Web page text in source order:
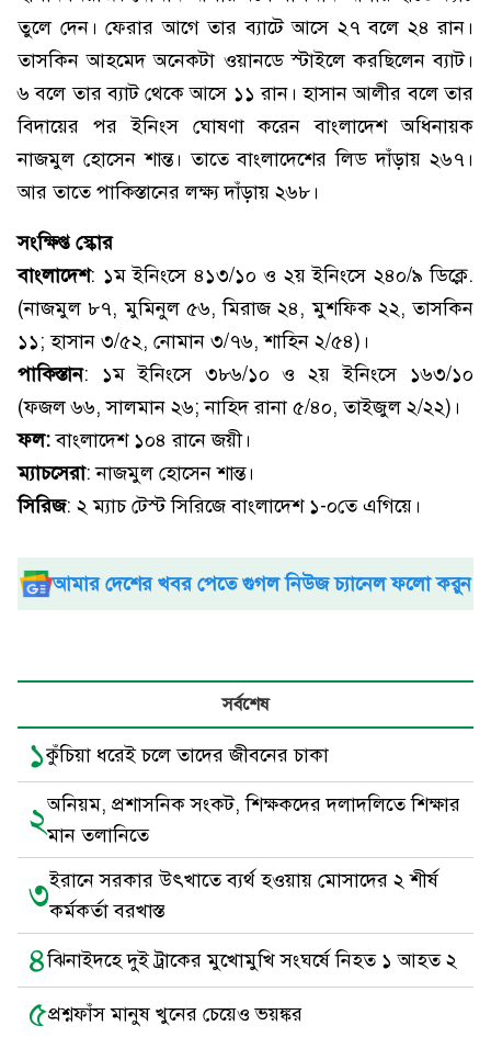
তুলে দেন। ফেরার আগে তার ব্যাটে আসে ২৭ বলে ২৪ রান।
তাসকিন আহমেদ অনেকটা ওয়ানডে স্টাইলে করছিলেন ব্যাট।
৬ বলে তার ব্যাট থেকে আসে ১১ রান। হাসান আলীর বলে তার
বিদায়ের পর ইনিংস ঘোষণা করেন বাংলাদেশ অধিনায়ক
নাজমুল হোসেন শান্ত। তাতে বাংলাদেশের লিড দাঁড়ায় ২৬৭।
আর তাতে পাকিস্তানের লক্ষ্য দাঁড়ায় ২৬৮।
সংক্ষিপ্ত স্কোর
বাংলাদেশ: ১ম ইনিংসে ৪১৩/১০ ও ২য় ইনিংসে ২৪০/৯ ডিক্লে.
(নাজমুল ৮৭, মুমিনুল ৫৬, মিরাজ ২৪, মুশফিক ২২, তাসকিন
১১; হাসান ৩/৫২, নোমান ৩/৭৬, শাহিন ২/৫৪)।
পাকিস্তান: ১ম ইনিংসে ৩৮৬/১০ ও ২য় ইনিংসে ১৬৩/১০
(ফজল ৬৬, সালমান ২৬; নাহিদ রানা ৫/৪০, তাইজুল ২/২২)।
ফল:বাংলাদেশ ১০৪ রানে জয়ী।
ম্যাচসেরা: নাজমুল হোসেন শান্ত।
সিরিজ: ২ ম্যাচ টেস্ট সিরিজে বাংলাদেশ ১-০তে এগিয়ে।
আমার দেশের খবর পেতে গুগল নিউজ চ্যানেল ফলো করুন
সর্বশেষ
১কুঁচিয়া ধরেই চলে তাদের জীবনের চাকা
২অনিয়ম, প্রশাসনিক সংকট, শিক্ষকদের দলাদলিতে শিক্ষার
মান তলানিতে
৩ইরানে সরকার উৎখাতে ব্যর্থ হওয়ায় মোসাদের ২ শীর্ষ
কর্মকর্তা বরখাস্ত
৪ঝিনাইদহে দুই ট্রাকের মুখোমুখি সংঘর্ষে নিহত ১ আহত ২
৫প্রশ্নফাঁস মানুষ খুনের চেয়েও ভয়ঙ্কর